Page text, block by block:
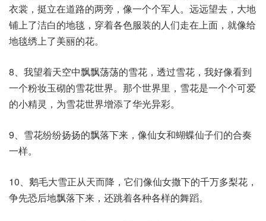
衣裳，挺立在道路的两旁，像一个个军人。远远望去，大地
铺上了洁白的地毯，穿着各色服装的人们走在上面，就像给
地毯绣上了美丽的花。
8、我望着天空中飘飘荡荡的雪花，透过雪花，我好像看到
一个粉妆玉砌的雪花世界。那个世界里，雪花是一个个可爱
的小精灵，为雪花世界增添了华光异彩。
9、雪花纷纷扬扬的飘落下来，像仙女和蝴蝶仙子们的合奏
一样。
10、鹅毛大雪正从天而降，它们像仙女撒下的千万多梨花，
争先恐后地飘落下来，还跳着各种各样的舞蹈。